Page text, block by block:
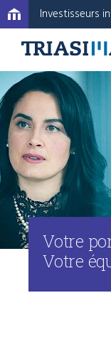
Investisseurs
Votre
Votre